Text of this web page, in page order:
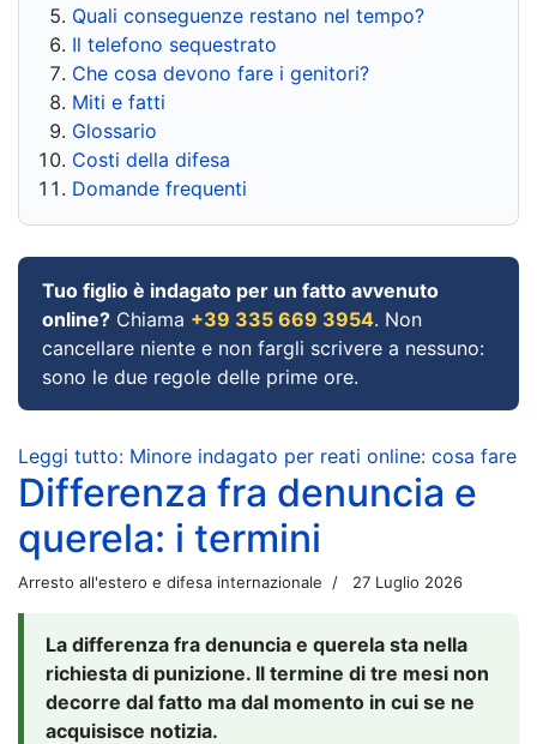
Quali conseguenze restano nel tempo?
Il telefono sequestrato
Che cosa devono fare i genitori?
Miti e fatti
Glossario
Costi della difesa
Domande frequenti
Tuo figlio è indagato per un fatto avvenuto
online? Chiama +39 335 669 3954. Non
cancellare niente e non fargli scrivere a nessuno:
sono le due regole delle prime ore.
Leggi tutto: Minore indagato per reati online: cosa fare
Differenza fra denuncia e
querela: i termini
Arresto all'estero e difesa internazionale 27 Luglio 2026
La differenza fra denuncia e querela sta nella
richiesta di punizione. Il termine di tre mesi non
decorre dal fatto ma dal momento in cui se ne
acquisisce notizia.